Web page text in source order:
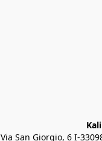
Via San Giorgio, 6 I-